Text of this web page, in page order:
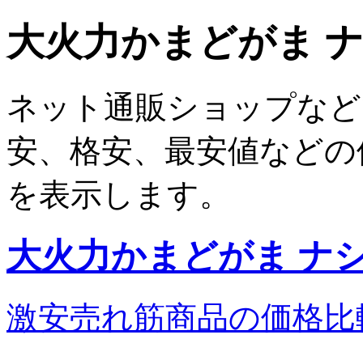
大火力かまどがま
ネット通販ショップな
安、格安、最安値など
を表示します。
大火力かまどがま ナ
激安売れ筋商品の価格比